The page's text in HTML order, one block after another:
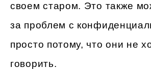
своем старом. Это также
за проблем с
просто потому, что они не
говорить.